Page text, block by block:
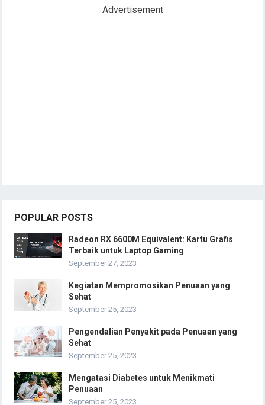
Advertisement
POPULAR POSTS
Radeon RX 6600M Equivalent: Kartu Grafis
Terbaik untuk Laptop Gaming
September 27, 2023
Kegiatan Mempromosikan Penuaan yang
Sehat
September 25, 2023
Pengendalian Penyakit pada Penuaan yang
Sehat
September 25, 2023
Mengatasi Diabetes untuk Menikmati
Penuaan
September 25, 2023